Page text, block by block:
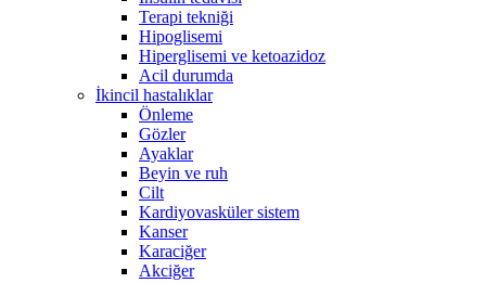
Terapi tekniği
Hipoglisemi
Hiperglisemi ve ketoazidoz
Acil durumda
İkincil hastalıklar
Önleme
Gözler
Ayaklar
Beyin ve ruh
Cilt
Kardiyovasküler sistem
Kanser
Karaciğer
Akciğer